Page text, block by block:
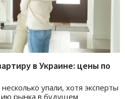
в Украине: цены по
упали, хотя эксперты
рынка в будущем